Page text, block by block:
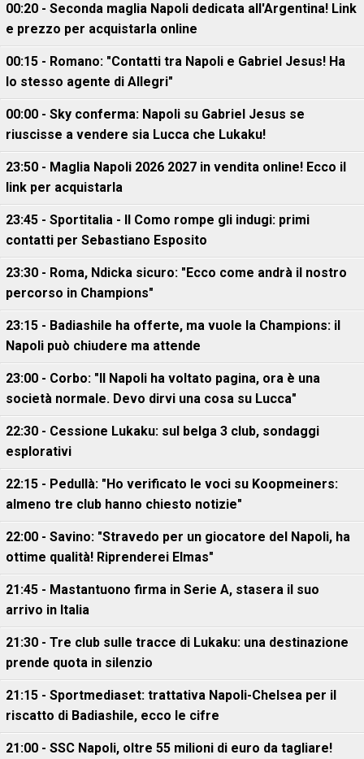
00:20 - Seconda maglia Napoli dedicata all'Argentina! Link
e prezzo per acquistarla online
00:15 - Romano: "Contatti tra Napoli e Gabriel Jesus! Ha
lo stesso agente di Allegri"
00:00 - Sky conferma: Napoli su Gabriel Jesus se
riuscisse a vendere sia Lucca che Lukaku!
23:50 - Maglia Napoli 2026 2027 in vendita online! Ecco il
link per acquistarla
23:45 - Sportitalia - Il Como rompe gli indugi: primi
contatti per Sebastiano Esposito
23:30 - Roma, Ndicka sicuro: "Ecco come andrà il nostro
percorso in Champions"
23:15 - Badiashile ha offerte, ma vuole la Champions: il
Napoli può chiudere ma attende
23:00 - Corbo: "Il Napoli ha voltato pagina, ora è una
società normale. Devo dirvi una cosa su Lucca"
22:30 - Cessione Lukaku: sul belga 3 club, sondaggi
esplorativi
22:15 - Pedullà: "Ho verificato le voci su Koopmeiners:
almeno tre club hanno chiesto notizie"
22:00 - Savino: "Stravedo per un giocatore del Napoli, ha
ottime qualità! Riprenderei Elmas"
21:45 - Mastantuono firma in Serie A, stasera il suo
arrivo in Italia
21:30 - Tre club sulle tracce di Lukaku: una destinazione
prende quota in silenzio
21:15 - Sportmediaset: trattativa Napoli-Chelsea per il
riscatto di Badiashile, ecco le cifre
21:00 - SSC Napoli, oltre 55 milioni di euro da tagliare!